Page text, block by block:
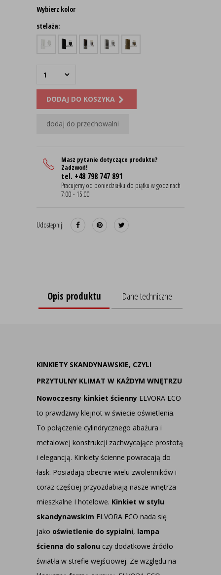
Wybierz kolor
stelaża:
DODAJ DO KOSZYKA
dodaj do przechowalni
Masz pytanie dotyczące produktu?
Zadzwoń!
tel. +48 798 747 891
Pracujemy od poniedziałku do piątku w godzinach
7:00 - 15:00
Udostępnij:
Opis produktu Dane techniczne
KINKIETY SKANDYNAWSKIE, CZYLI
PRZYTULNY KLIMAT W KAŻDYM WNĘTRZU
Nowoczesny kinkiet ścienny ELVORA ECO
to prawdziwy klejnot w świecie oświetlenia.
To połączenie cylindrycznego abażura i
metalowej konstrukcji zachwycające prostotą
i elegancją. Kinkiety ścienne powracają do
łask. Posiadają obecnie wielu zwolenników i
coraz częściej przyozdabiają nasze wnętrza
mieszkalne I hotelowe. Kinkiet w stylu
skandynawskim ELVORA ECO nada się
jako oświetlenie do sypialni, lampa
ścienna do salonu czy dodatkowe źródło
światła w strefie wejściowej. Ze względu na